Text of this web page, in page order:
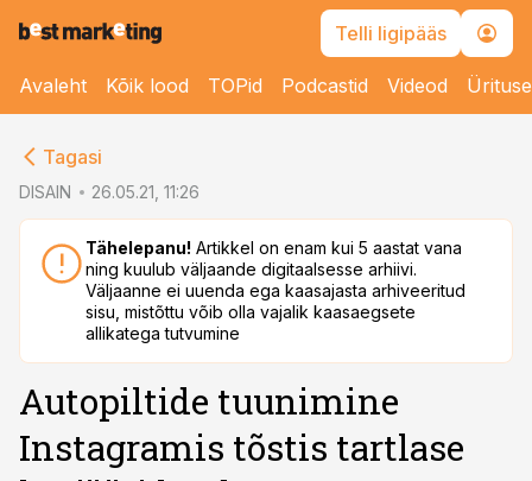
Telli ligipääs
Avaleht Kõik lood TOPid Podcastid Videod
Tagasi
DISAIN 26.05.21, 11:26
Tähelepanu! Artikkel on enam kui 5 aastat vana
ning kuulub väljaande digitaalsesse arhiivi.
Väljaanne ei uuenda ega kaasajasta arhiveeritud
sisu, mistõttu võib olla vajalik kaasaegsete
allikatega tutvumine
Autopiltide tuunimine
Instagramis tõstis tartlase